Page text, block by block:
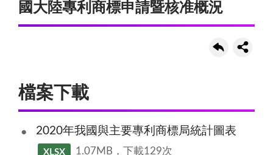
國大陸專利商標申請暨核准概況
檔案下載
2020年我國與主要專利商標局統計圖表
XLSX 1.07MB，下載129次